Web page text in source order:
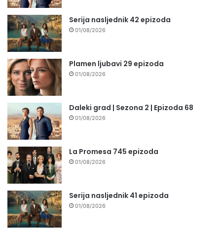
Serija nasljednik 42 epizoda
01/08/2026
Plamen ljubavi 29 epizoda
01/08/2026
Daleki grad | Sezona 2 | Epizoda 68
01/08/2026
La Promesa 745 epizoda
01/08/2026
Serija nasljednik 41 epizoda
01/08/2026